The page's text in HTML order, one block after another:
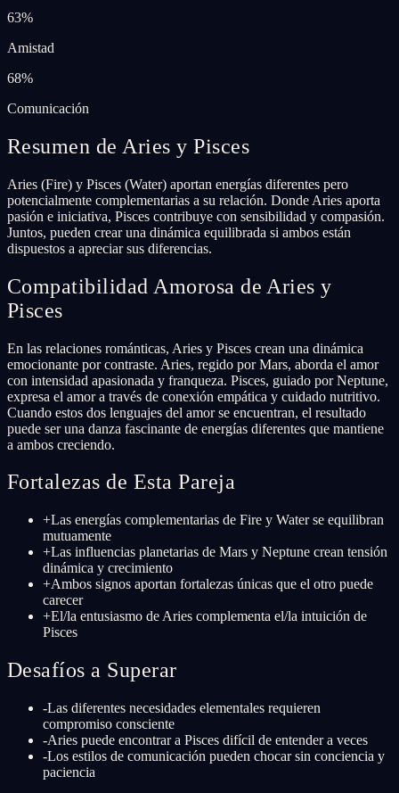
63%
Amistad
68%
Comunicación
Resumen de Aries y Pisces
Aries (Fire) y Pisces (Water) aportan energías diferentes pero
potencialmente complementarias a su relación. Donde Aries aporta
pasión e iniciativa, Pisces contribuye con sensibilidad y compasión.
Juntos, pueden crear una dinámica equilibrada si ambos están
dispuestos a apreciar sus diferencias.
Compatibilidad Amorosa de Aries y
Pisces
En las relaciones románticas, Aries y Pisces crean una dinámica
emocionante por contraste. Aries, regido por Mars, aborda el amor
con intensidad apasionada y franqueza. Pisces, guiado por Neptune,
expresa el amor a través de conexión empática y cuidado nutritivo.
Cuando estos dos lenguajes del amor se encuentran, el resultado
puede ser una danza fascinante de energías diferentes que mantiene
a ambos creciendo.
Fortalezas de Esta Pareja
+Las energías complementarias de Fire y Water se equilibran
mutuamente
+Las influencias planetarias de Mars y Neptune crean tensión
dinámica y crecimiento
+Ambos signos aportan fortalezas únicas que el otro puede
carecer
+El/la entusiasmo de Aries complementa el/la intuición de
Pisces
Desafíos a Superar
-Las diferentes necesidades elementales requieren
compromiso consciente
-Aries puede encontrar a Pisces difícil de entender a veces
-Los estilos de comunicación pueden chocar sin conciencia y
paciencia